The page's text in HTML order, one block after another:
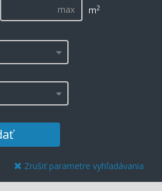
m2
Zrušiť parametre vyhľadávania